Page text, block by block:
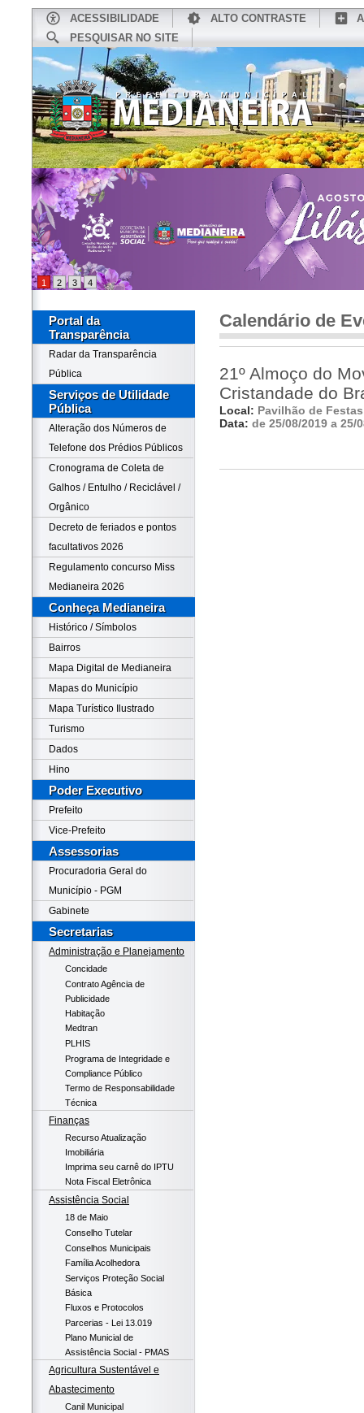
ACESSIBILIDADE ALTO CONTRASTE
PESQUISAR NO SITE
CONHEÇA MEDIANEIRA
1 2 3 4
Portal da
Transparência
Radar da Transparência
Pública
Serviços de Utilidade
Pública
Alteração dos Números de
Telefone dos Prédios Públicos
Cronograma de Coleta de
Galhos / Entulho / Reciclável /
Orgânico
Decreto de feriados e pontos
facultativos 2026
Regulamento concurso Miss
Medianeira 2026
Conheça Medianeira
Histórico / Símbolos
Bairros
Mapa Digital de Medianeira
Mapas do Município
Mapa Turístico Ilustrado
Turismo
Dados
Hino
Poder Executivo
Prefeito
Vice-Prefeito
Assessorias
Procuradoria Geral do
Município - PGM
Gabinete
Secretarias
Administração e Planejamento
Concidade
Contrato Agência de
Publicidade
Habitação
Medtran
PLHIS
Programa de Integridade e
Compliance Público
Termo de Responsabilidade
Técnica
Finanças
Recurso Atualização
Imobiliária
Imprima seu carnê do IPTU
Nota Fiscal Eletrônica
Assistência Social
18 de Maio
Conselho Tutelar
Conselhos Municipais
Família Acolhedora
Serviços Proteção Social
Básica
Fluxos e Protocolos
Parcerias - Lei 13.019
Plano Municial de
Assistência Social - PMAS
Agricultura Sustentável e
Abastecimento
Canil Municipal
Calendário de
21º Almoço do
Cristandade do
Local: Pavilhão de
Data: de 25/08/2019 a 25/